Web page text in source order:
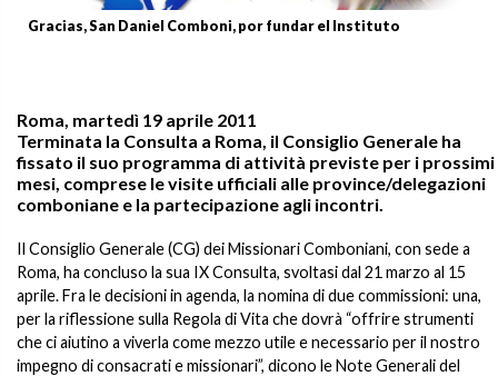
Gracias, San Daniel Comboni, por fundar el Instituto
Roma, martedì 19 aprile 2011
Terminata la Consulta a Roma, il Consiglio Generale ha
fissato il suo programma di attività previste per i prossimi
mesi, comprese le visite ufficiali alle province/delegazioni
comboniane e la partecipazione agli incontri.
Il Consiglio Generale (CG) dei Missionari Comboniani, con sede a
Roma, ha concluso la sua IX Consulta, svoltasi dal 21 marzo al 15
aprile. Fra le decisioni in agenda, la nomina di due commissioni: una,
per la riflessione sulla Regola di Vita che dovrà “offrire strumenti
che ci aiutino a viverla come mezzo utile e necessario per il nostro
impegno di consacrati e missionari”, dicono le Note Generali del